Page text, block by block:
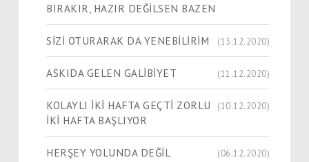
BIRAKIR, HAZIR DEĞİLSEN BAZEN
SİZİ OTURARAK DA YENEBİLİRİM (13.12.2020)
ASKIDA GELEN GALİBİYET (11.12.2020)
KOLAYLI İKİ HAFTA GEÇTİ ZORLU
İKİ HAFTA BAŞLIYOR
(10.12.2020)
HERŞEY YOLUNDA DEĞİL (06.12.2020)